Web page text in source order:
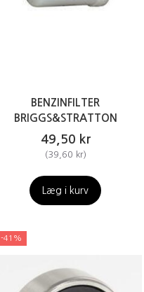
BENZINFILTER
BRIGGS&STRATTON
49,50 kr
(39,60 kr)
Læg i kurv
-41%